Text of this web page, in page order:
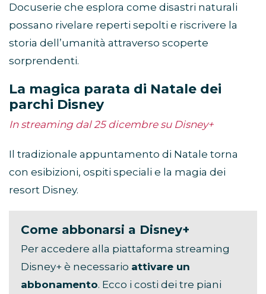
Docuserie che esplora come disastri naturali
possano rivelare reperti sepolti e riscrivere la
storia dell’umanità attraverso scoperte
sorprendenti.
La magica parata di Natale dei
parchi Disney
In streaming dal 25 dicembre su Disney+
Il tradizionale appuntamento di Natale torna
con esibizioni, ospiti speciali e la magia dei
resort Disney.
Come abbonarsi a Disney+
Per accedere alla piattaforma streaming
Disney+ è necessario attivare un
abbonamento. Ecco i costi dei tre piani